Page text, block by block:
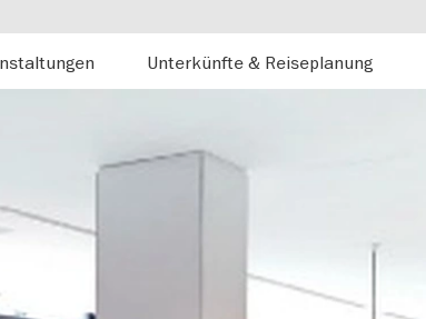
Unterkünfte & Reiseplanung